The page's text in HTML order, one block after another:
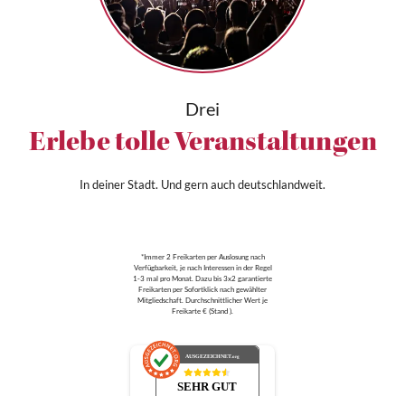
Drei
Erlebe tolle Veranstaltungen
In deiner Stadt. Und gern auch deutschlandweit.
*Immer 2 Freikarten per Auslosung nach
Verfügbarkeit, je nach Interessen in der Regel
1-3 mal pro Monat. Dazu bis 3x2 garantierte
Freikarten per Sofortklick nach gewählter
Mitgliedschaft. Durchschnittlicher Wert je
Freikarte € (Stand ).
AUSGEZEICHNET.org
SEHR GUT